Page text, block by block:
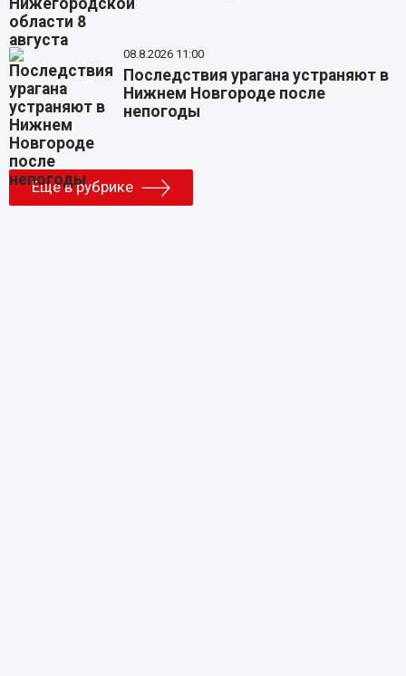
08.8.2026 11:00
Последствия урагана устраняют в
Нижнем Новгороде после
непогоды
Еще в рубрике